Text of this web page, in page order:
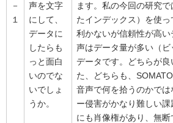
－
１
声を文字
にして、
データに
したらも
っと面白
いのでな
いでしょ
うか。
ます。私の今回の研究
たインデックス）を使
利かないが信頼性が高
声はデータ量が多い（
データです。どちらが
た、どちらも、
音声で何を拾うのかで
ー侵害がかなり難しい
にも肖像権があり、無